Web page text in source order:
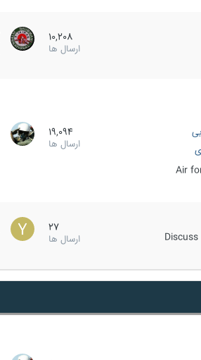
10,208
ارسال ها
Air
19,094
ارسال ها
27
ارسال ها